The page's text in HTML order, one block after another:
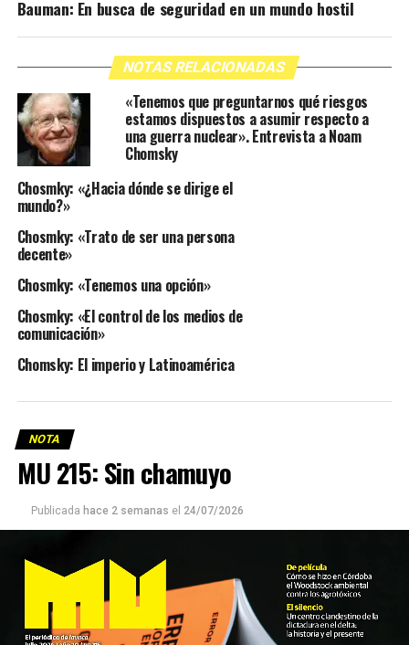
Bauman: En busca de seguridad en un mundo hostil
NOTAS RELACIONADAS
«Tenemos que preguntarnos qué riesgos
estamos dispuestos a asumir respecto a
una guerra nuclear». Entrevista a Noam
Chomsky
Chosmky: «¿Hacia dónde se dirige el
mundo?»
Chosmky: «Trato de ser una persona
decente»
Chosmky: «Tenemos una opción»
Chosmky: «El control de los medios de
comunicación»
Chomsky: El imperio y Latinoamérica
NOTA
MU 215: Sin chamuyo
Publicada hace 2 semanas el 24/07/2026